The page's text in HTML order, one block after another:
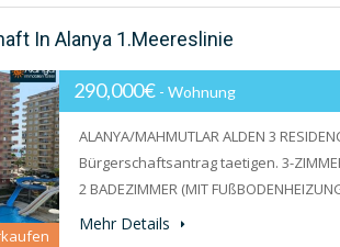
In Alanya 1.Meereslinie
290,000€ - Wohnung
ALANYA/MAHMUTLAR ALDEN 3
Bürgerschaftsantrag taetigen. 3-
2 BADEZIMMER (MIT
Mehr Details